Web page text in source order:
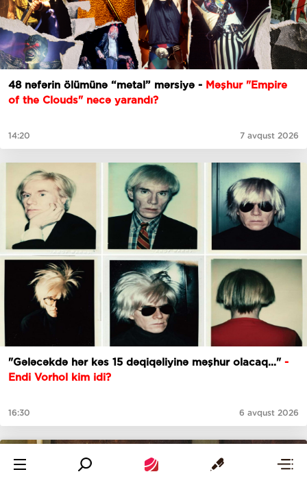
48 nəfərin ölümünə “metal” mərsiyə - Məşhur "Empire
of the Clouds" necə yarandı?
14:20 7 avqust 2026
"Gələcəkdə hər kəs 15 dəqiqəliyinə məşhur olacaq..." -
Endi Vorhol kim idi?
16:30 6 avqust 2026